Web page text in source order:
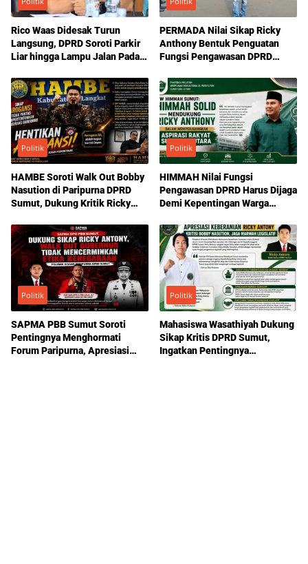
Rico Waas Didesak Turun
Langsung, DPRD Soroti Parkir
Liar hingga Lampu Jalan Padam
PERMADA Nilai Sikap Ricky
Anthony Bentuk Penguatan
Fungsi Pengawasan DPRD
Politik
HAMBE Soroti Walk Out Bobby
Nasution di Paripurna DPRD
Sumut, Dukung Kritik Ricky
Politik
HIMMAH Nilai Fungsi
Pengawasan DPRD Harus Dijaga
Demi Kepentingan Warga
Politik
SAPMA PBB Sumut Soroti
Pentingnya Menghormati
Forum Paripurna, Apresiasi
Politik
Mahasiswa Wasathiyah Dukung
Sikap Kritis DPRD Sumut,
Ingatkan Pentingnya